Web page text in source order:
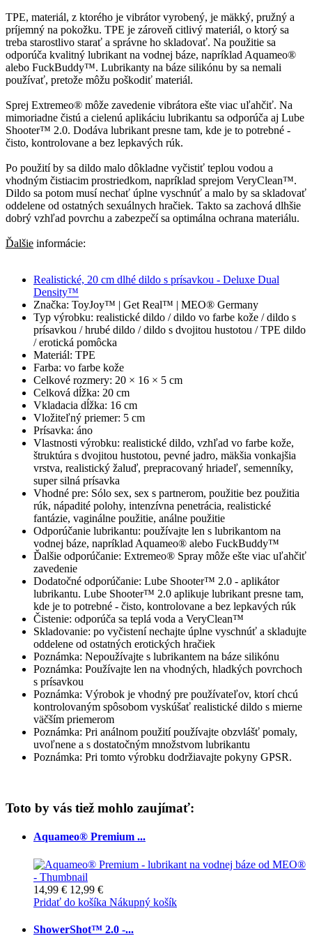
TPE, materiál, z ktorého je vibrátor vyrobený, je mäkký, pružný a
príjemný na pokožku. TPE je zároveň citlivý materiál, o ktorý sa
treba starostlivo starať a správne ho skladovať. Na použitie sa
odporúča kvalitný lubrikant na vodnej báze, napríklad Aquameo®
alebo FuckBuddy™. Lubrikanty na báze silikónu by sa nemali
používať, pretože môžu poškodiť materiál.
Sprej Extremeo® môže zavedenie vibrátora ešte viac uľahčiť. Na
mimoriadne čistú a cielenú aplikáciu lubrikantu sa odporúča aj Lube
Shooter™ 2.0. Dodáva lubrikant presne tam, kde je to potrebné -
čisto, kontrolovane a bez lepkavých rúk.
Po použití by sa dildo malo dôkladne vyčistiť teplou vodou a
vhodným čistiacim prostriedkom, napríklad sprejom VeryClean™.
Dildo sa potom musí nechať úplne vyschnúť a malo by sa skladovať
oddelene od ostatných sexuálnych hračiek. Takto sa zachová dlhšie
dobrý vzhľad povrchu a zabezpečí sa optimálna ochrana materiálu.
Ďalšie informácie:
Realistické, 20 cm dlhé dildo s prísavkou - Deluxe Dual
Density™
Značka: ToyJoy™ | Get Real™ | MEO® Germany
Typ výrobku: realistické dildo / dildo vo farbe kože / dildo s
prísavkou / hrubé dildo / dildo s dvojitou hustotou / TPE dildo
/ erotická pomôcka
Materiál: TPE
Farba: vo farbe kože
Celkové rozmery: 20 × 16 × 5 cm
Celková dĺžka: 20 cm
Vkladacia dĺžka: 16 cm
Vložiteľný priemer: 5 cm
Prísavka: áno
Vlastnosti výrobku: realistické dildo, vzhľad vo farbe kože,
štruktúra s dvojitou hustotou, pevné jadro, mäkšia vonkajšia
vrstva, realistický žaluď, prepracovaný hriadeľ, semenníky,
super silná prísavka
Vhodné pre: Sólo sex, sex s partnerom, použitie bez použitia
rúk, nápadité polohy, intenzívna penetrácia, realistické
fantázie, vaginálne použitie, análne použitie
Odporúčanie lubrikantu: používajte len s lubrikantom na
vodnej báze, napríklad Aquameo® alebo FuckBuddy™
Ďalšie odporúčanie: Extremeo® Spray môže ešte viac uľahčiť
zavedenie
Dodatočné odporúčanie: Lube Shooter™ 2.0 - aplikátor
lubrikantu. Lube Shooter™ 2.0 aplikuje lubrikant presne tam,
kde je to potrebné - čisto, kontrolovane a bez lepkavých rúk
Čistenie: odporúča sa teplá voda a VeryClean™
Skladovanie: po vyčistení nechajte úplne vyschnúť a skladujte
oddelene od ostatných erotických hračiek
Poznámka: Nepoužívajte s lubrikantem na báze silikónu
Poznámka: Používajte len na vhodných, hladkých povrchoch
s prísavkou
Poznámka: Výrobok je vhodný pre používateľov, ktorí chcú
kontrolovaným spôsobom vyskúšať realistické dildo s mierne
väčším priemerom
Poznámka: Pri análnom použití používajte obzvlášť pomaly,
uvoľnene a s dostatočným množstvom lubrikantu
Poznámka: Pri tomto výrobku dodržiavajte pokyny GPSR.
Toto by vás tiež mohlo zaujímať:
Aquameo® Premium ...
14,99 € 12,99 €
Pridať do košíka Nákupný košík
ShowerShot™ 2.0 -...